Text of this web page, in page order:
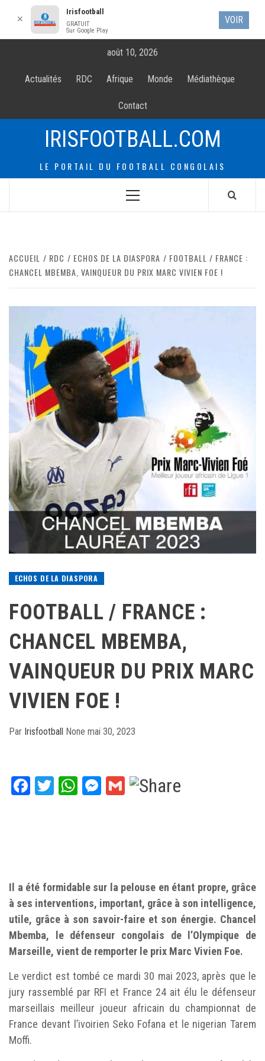
contenur
août 10, 2026
Actualités RDC Afrique Monde Médiathèque
Contact
IRISFOOTBALL.COM
LE PORTAIL DU FOOTBALL CONGOLAIS
Menu
ACCUEIL RDC ECHOS DE LA DIASPORA
FOOTBALL / FRANCE :
CHANCEL MBEMBA, VAINQUEUR DU PRIX MARC VIVIEN FOE !
ECHOS DE LA DIASPORA
FOOTBALL / FRANCE :
CHANCEL MBEMBA,
VAINQUEUR DU PRIX MARC
VIVIEN FOE !
Par Irisfootball None mai 30, 2023
Facebook
TwitterWhatsApp
Messenger
Gmail
Il a été formidable sur la pelouse en étant propre, grâce
à ses interventions, important, grâce à son intelligence,
utile, grâce à son savoir-faire et son énergie. Chancel
Mbemba, le défenseur congolais de l’Olympique de
Marseille, vient de remporter le prix Marc Vivien Foe.
Le verdict est tombé ce mardi 30 mai 2023, après que le
jury rassemblé par RFI et France 24 ait élu le défenseur
marseillais meilleur joueur africain du championnat de
France devant l’ivoirien Seko Fofana et le nigerian Tarem
Moffi.
✕
Irisfootball
GRATUIT
Sur Google Play
VOIR